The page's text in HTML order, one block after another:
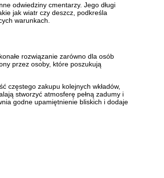
odwiedziny cmentarzy. Jego długi
jak wiatr czy deszcz, podkreśla
warunkach.
rozwiązanie zarówno dla osób
przez osoby, które poszukują
częstego zakupu kolejnych wkładów,
stworzyć atmosferę pełną zadumy i
godne upamiętnienie bliskich i dodaje